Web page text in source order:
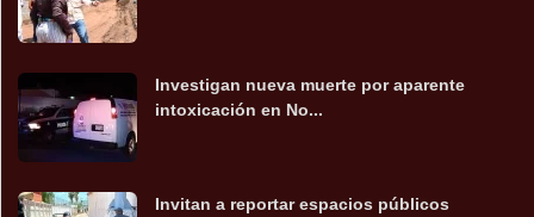
Investigan nueva muerte por aparente
intoxicación en No...
Invitan a reportar espacios públicos